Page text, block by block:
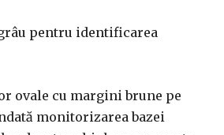
pentru identificarea
ovale cu margini brune pe
monitorizarea bazei